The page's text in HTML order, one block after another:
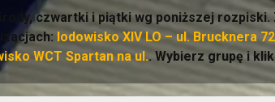
czwartki i piątki wg poniższej rozpiski.
lodowisko XIV LO – ul. Brucknera 72
WCT Spartan na ul.. Wybierz grupę i